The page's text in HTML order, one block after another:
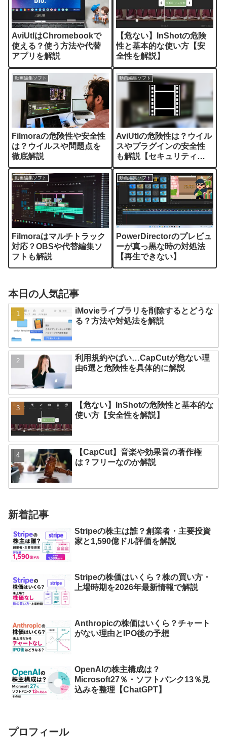
AviUtlはChromebookで
使える？使う方法や代替
アプリを解説
【危ない】InShotの危険
性と基本的な使い方【安
全性を解説】
動画編集ソフト
Filmoraの危険性や安全性
は？ウイルスや問題点を
徹底解説
動画編集ソフト
AviUtlの危険性は？ウイル
スやプラグインの安全性
も解説【セキュリティソ
フト】
動画編集ソフト
Filmoraはマルチトラック
対応？OBSや代替編集ソ
フトも解説
動画編集ソフト
PowerDirectorのプレビュ
ーが真っ黒な時の対処法
【再生できない】
本日の人気記事
iMovieライブラリを削除するとどうな
る？方法や対処法を解説
利用規約やばい…CapCutが危ない理
由6選と危険性を具体的に解説
【危ない】InShotの危険性と基本的な
使い方【安全性を解説】
【CapCut】音楽や効果音の著作権
は？フリーなのか解説
新着記事
Stripeの株主は誰？創業者・主要投資
家と1,590億ドル評価を解説
Stripeの株価はいくら？株の買い方・
上場時期を2026年最新情報で解説
Anthropicの株価はいくら？チャート
がない理由とIPO後の予想
OpenAIの株主構成は？
Microsoft27％・ソフトバンク13％見
込みを整理【ChatGPT】
プロフィール